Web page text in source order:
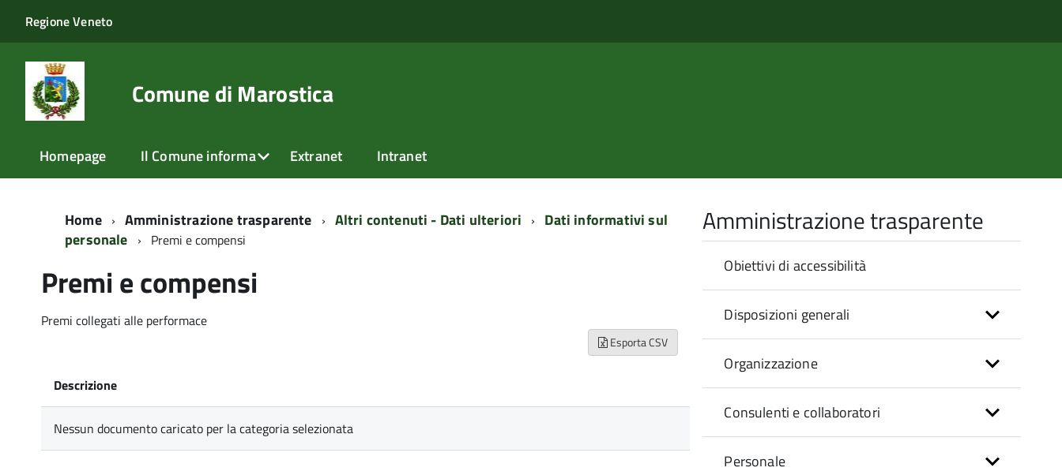
Regione Veneto
Comune di Marostica
Homepage Il Comune informa Extranet Intranet
Home Amministrazione trasparente Altri contenuti - Dati ulteriori
Dati informativi sul
personale
Premi e compensi
Premi e compensi
Premi collegati alle performace
Esporta CSV
Descrizione
Nessun documento caricato per la categoria selezionata
Amministrazione trasparente
Obiettivi di accessibilità
Disposizioni generali
Organizzazione
Consulenti e collaboratori
Personale